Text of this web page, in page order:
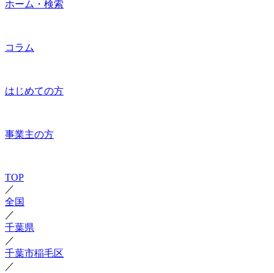
ホーム・検索
コラム
はじめての方
事業主の方
TOP
／
全国
／
千葉県
／
千葉市稲毛区
／